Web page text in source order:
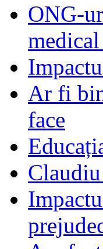
ONG-
Ar fi
face